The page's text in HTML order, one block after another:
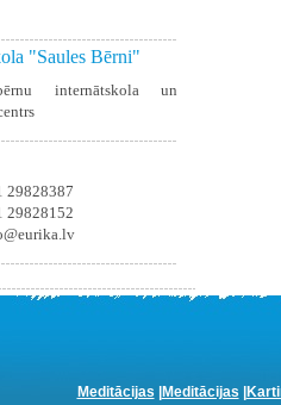
"Saules Bērni"
internātskola un
29828387
29828152
Meditācijas
Meditācijas